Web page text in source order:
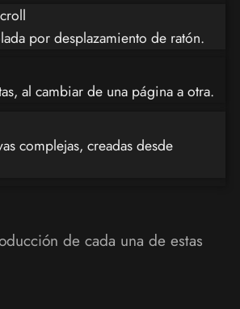
por desplazamiento de ratón.
al cambiar de una página a otra.
complejas, creadas desde
de cada una de estas